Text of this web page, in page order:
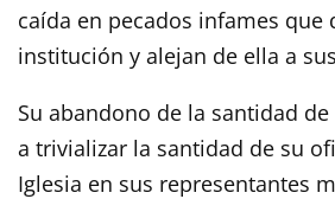
caída en pecados infames que
institución y alejan de ella a
Su abandono de la santidad
a trivializar la santidad de su
Iglesia en sus representantes